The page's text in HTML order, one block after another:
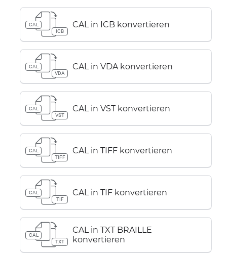
CAL
ICB
CAL in ICB konvertieren
CAL
VDA
CAL in VDA konvertieren
CAL
VST
CAL in VST konvertieren
CAL
TIFF
CAL in TIFF konvertieren
CAL
TIF
CAL in TIF konvertieren
CAL
TXT
CAL in TXT BRAILLE
konvertieren